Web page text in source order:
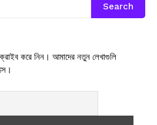
Search
করে নিন। আমাদের নতুন লেখাগুলি